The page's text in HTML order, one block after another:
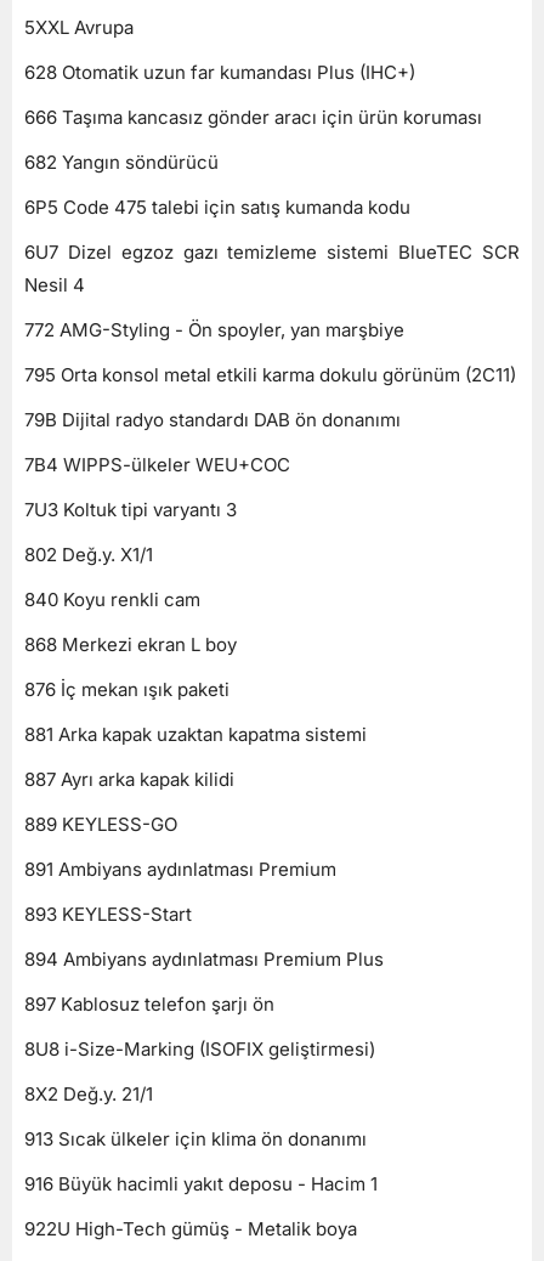
5XXL Avrupa
628 Otomatik uzun far kumandası Plus (IHC+)
666 Taşıma kancasız gönder aracı için ürün koruması
682 Yangın söndürücü
6P5 Code 475 talebi için satış kumanda kodu
6U7 Dizel egzoz gazı temizleme sistemi BlueTEC SCR
Nesil 4
772 AMG-Styling - Ön spoyler, yan marşbiye
795 Orta konsol metal etkili karma dokulu görünüm (2C11)
79B Dijital radyo standardı DAB ön donanımı
7B4 WIPPS-ülkeler WEU+COC
7U3 Koltuk tipi varyantı 3
802 Değ.y. X1/1
840 Koyu renkli cam
868 Merkezi ekran L boy
876 İç mekan ışık paketi
881 Arka kapak uzaktan kapatma sistemi
887 Ayrı arka kapak kilidi
889 KEYLESS-GO
891 Ambiyans aydınlatması Premium
893 KEYLESS-Start
894 Ambiyans aydınlatması Premium Plus
897 Kablosuz telefon şarjı ön
8U8 i-Size-Marking (ISOFIX geliştirmesi)
8X2 Değ.y. 21/1
913 Sıcak ülkeler için klima ön donanımı
916 Büyük hacimli yakıt deposu - Hacim 1
922U High-Tech gümüş - Metalik boya
Araçlarımız
Hizmetlerimiz
Hakkımızda
İletişim